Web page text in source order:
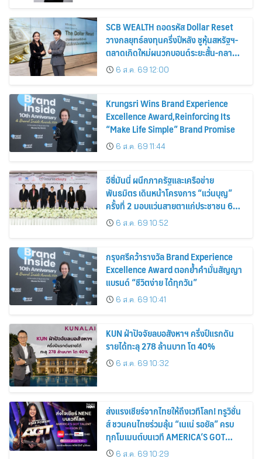
SCB WEALTH ถอดรหัส Dollar Reset
วางกลยุทธ์ลงทุนครึ่งปีหลัง ชูหุ้นสหรัฐฯ-
ตลาดเกิดใหม่ผนวกบอนด์ระยะสั้น-กลาง
เสริมพอร์ตแกร่ง
6 ส.ค. 69 12:00
Krungsri Wins Brand Experience
Excellence Award,Reinforcing Its
“Make Life Simple” Brand Promise
6 ส.ค. 69 11:44
อีซี่มันนี่ ผนึกภาครัฐและเครือข่าย
พันธมิตร เดินหน้าโครงการ “แว่นบุญ”
ครั้งที่ 2 มอบแว่นสายตาแก่ประชาชน 600
คน ขยายโอกาสการมองเห็นสู่ชุมชนไทย
6 ส.ค. 69 10:52
กรุงศรีคว้ารางวัล Brand Experience
Excellence Award ตอกย้ำคำมั่นสัญญา
แบรนด์ “ชีวิตง่าย ได้ทุกวัน”
6 ส.ค. 69 10:41
KUN ฝ่าปัจจัยลบอสังหาฯ ครึ่งปีแรกดัน
รายได้ทะลุ 278 ล้านบาท โต 40%
6 ส.ค. 69 10:32
ส่งแรงเชียร์จากไทยให้ถึงเวทีโลก! ทรูวิชั่น
ส์ ชวนคนไทยร่วมลุ้น “เนเน่ รอยัล” ครบ
ทุกโมเมนต์บนเวที AMERICA’S GOT
TALENT SEASON 21
6 ส.ค. 69 10:29